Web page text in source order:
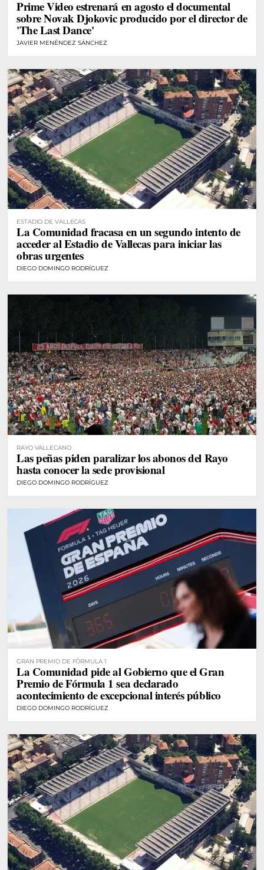
Prime Video estrenará en agosto el documental
sobre Novak Djokovic producido por el director de
'The Last Dance'
JAVIER MENÉNDEZ SÁNCHEZ
ESTADIO DE VALLECAS
La Comunidad fracasa en un segundo intento de
acceder al Estadio de Vallecas para iniciar las
obras urgentes
DIEGO DOMINGO RODRÍGUEZ
RAYO VALLECANO
Las peñas piden paralizar los abonos del Rayo
hasta conocer la sede provisional
DIEGO DOMINGO RODRÍGUEZ
GRAN PREMIO DE FÓRMULA 1
La Comunidad pide al Gobierno que el Gran
Premio de Fórmula 1 sea declarado
acontecimiento de excepcional interés público
DIEGO DOMINGO RODRÍGUEZ